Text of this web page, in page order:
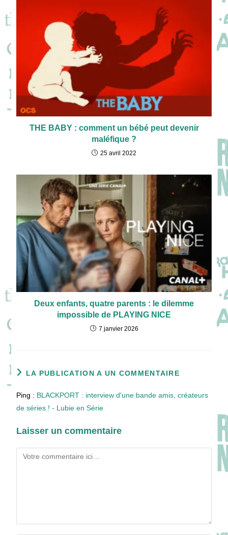
THE BABY : comment un bébé peut devenir
maléfique ?
25 avril 2022
Deux enfants, quatre parents : le dilemme
impossible de PLAYING NICE
7 janvier 2026
LA PUBLICATION A UN COMMENTAIRE
Ping : BLACKPORT : interview d'une bande amis, créateurs
de séries ! - Lubie en Série
Laisser un commentaire
Comment